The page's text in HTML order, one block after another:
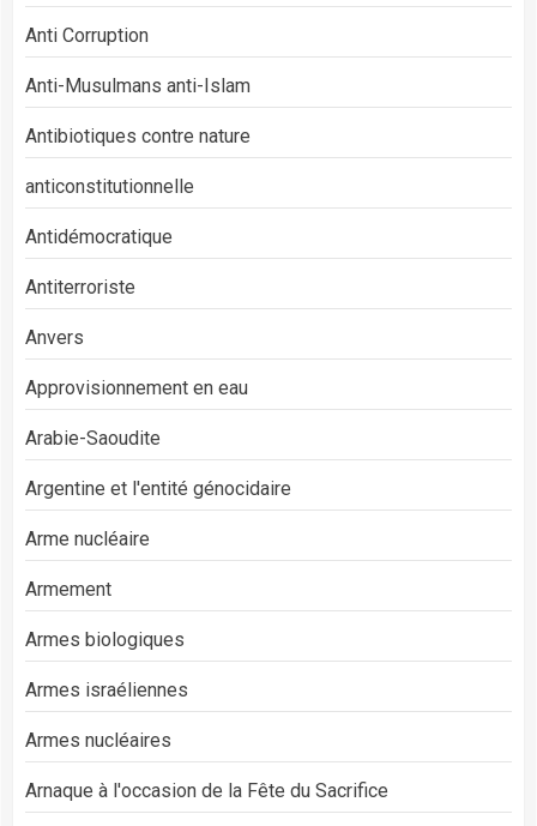
Anti Corruption
Anti-Musulmans anti-Islam
Antibiotiques contre nature
anticonstitutionnelle
Antidémocratique
Antiterroriste
Anvers
Approvisionnement en eau
Arabie-Saoudite
Argentine et l'entité génocidaire
Arme nucléaire
Armement
Armes biologiques
Armes israéliennes
Armes nucléaires
Arnaque à l'occasion de la Fête du Sacrifice